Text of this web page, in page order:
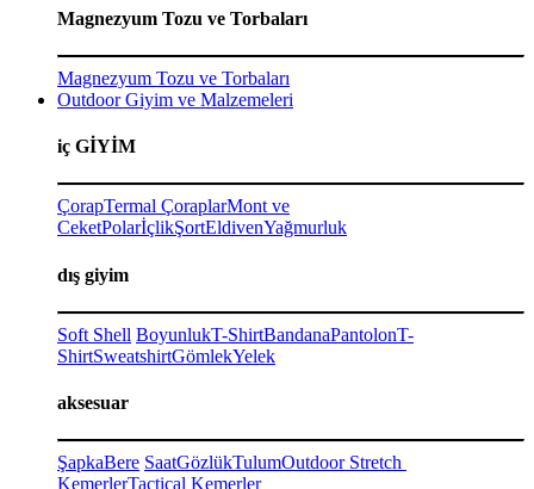
Magnezyum Tozu ve Torbaları
Magnezyum Tozu ve Torbaları
Outdoor Giyim ve Malzemeleri
iç GİYİM
ÇorapTermal ÇoraplarMont ve
CeketPolarİçlikŞortEldivenYağmurluk
dış giyim
Soft Shell BoyunlukT-ShirtBandanaPantolonT-
ShirtSweatshirtGömlekYelek
aksesuar
ŞapkaBere SaatGözlükTulumOutdoor Stretch
KemerlerTactical Kemerler